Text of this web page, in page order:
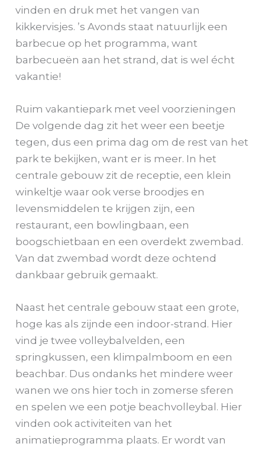
vinden en druk met het vangen van
kikkervisjes. ’s Avonds staat natuurlijk een
barbecue op het programma, want
barbecueën aan het strand, dat is wel écht
vakantie!
Ruim vakantiepark met veel voorzieningen
De volgende dag zit het weer een beetje
tegen, dus een prima dag om de rest van het
park te bekijken, want er is meer. In het
centrale gebouw zit de receptie, een klein
winkeltje waar ook verse broodjes en
levensmiddelen te krijgen zijn, een
restaurant, een bowlingbaan, een
boogschietbaan en een overdekt zwembad.
Van dat zwembad wordt deze ochtend
dankbaar gebruik gemaakt.
Naast het centrale gebouw staat een grote,
hoge kas als zijnde een indoor-strand. Hier
vind je twee volleybalvelden, een
springkussen, een klimpalmboom en een
beachbar. Dus ondanks het mindere weer
wanen we ons hier toch in zomerse sferen
en spelen we een potje beachvolleybal. Hier
vinden ook activiteiten van het
animatieprogramma plaats. Er wordt van